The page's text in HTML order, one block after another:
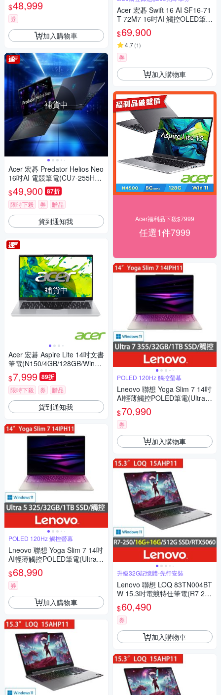
D/午夜藍)
$48,999
券
加入購物車
補貨中
Acer 宏碁 Predator Helios Neo
16吋AI 電競筆電(CU7-255HX/
16GB/512GB/RTX 5060/Win1
1)
$49,900 87折
限時下殺 券 贈品
貨到通知我
補貨中
Acer 宏碁 Aspire Lite 14吋文書
筆電(N150/4GB/128GB/Win1
1)
$7,999 89折
限時下殺 券 贈品
貨到通知我
POLED 120Hz 觸控螢幕
Lneovo 聯想 Yoga Slim 7 14吋
AI輕薄觸控POLED筆電(Ultra 5
325/32GB/1TB SSD/Win11/83
QK0038TW)
$68,990
券
加入購物車
Acer 宏碁 Swift 16 AI SF16-71
T-72M7 16吋AI 觸控OLED筆電
(Core Ultra X7 358H/32G/1TB/
Win11)
$69,900
4.7(1)
券
加入購物車
Acer福利品下殺$7999
任選1件7999
POLED 120Hz 觸控螢幕
Lneovo 聯想 Yoga Slim 7 14吋
AI輕薄觸控POLED筆電(Ultra 7
355/32GB/1TB SSD/Win11/83
QK004TTW)
$70,990
券
加入購物車
升級32G記憶體-先行安裝
Lenovo 聯想 LOQ 83TN004BT
W 15.3吋電競特仕筆電(R7 25
0/RTX5060/16G+16G/512G S
SD/Win11)
$60,490
券
加入購物車